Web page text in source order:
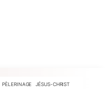
PÈLERINAGE JÉSUS-CHRIST